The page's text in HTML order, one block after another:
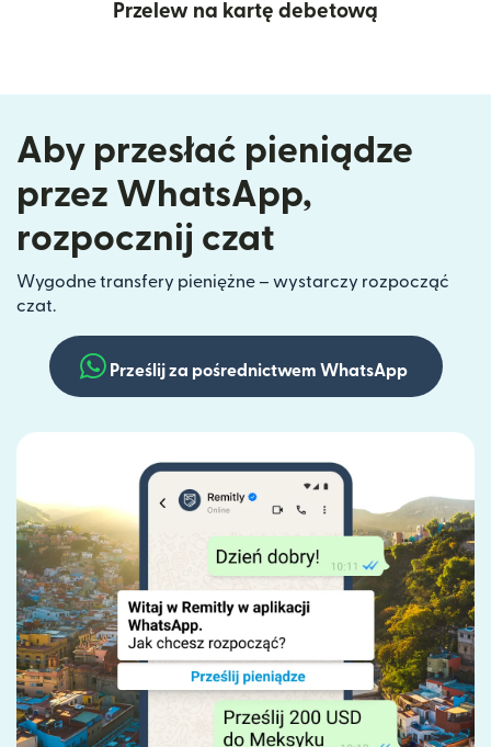
Przelew na kartę debetową
Aby przesłać pieniądze
przez WhatsApp,
rozpocznij czat
Wygodne transfery pieniężne – wystarczy rozpocząć
czat.
Prześlij za pośrednictwem WhatsApp